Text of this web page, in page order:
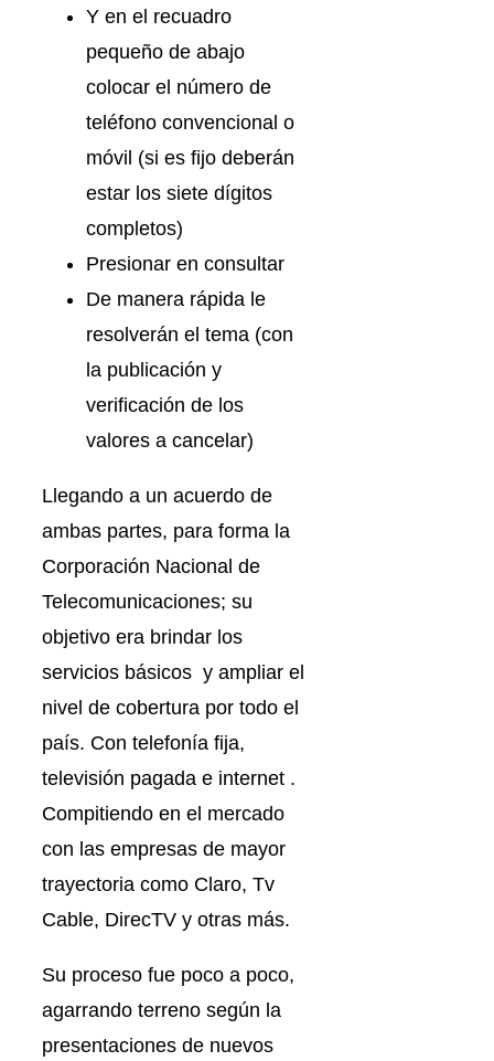
Y en el recuadro
pequeño de abajo
colocar el número de
teléfono convencional o
móvil (si es fijo deberán
estar los siete dígitos
completos)
Presionar en consultar
De manera rápida le
resolverán el tema (con
la publicación y
verificación de los
valores a cancelar)
Llegando a un acuerdo de
ambas partes, para forma la
Corporación Nacional de
Telecomunicaciones; su
objetivo era brindar los
servicios básicos y ampliar el
nivel de cobertura por todo el
país. Con telefonía fija,
televisión pagada e internet .
Compitiendo en el mercado
con las empresas de mayor
trayectoria como Claro, Tv
Cable, DirecTV y otras más.
Su proceso fue poco a poco,
agarrando terreno según la
presentaciones de nuevos